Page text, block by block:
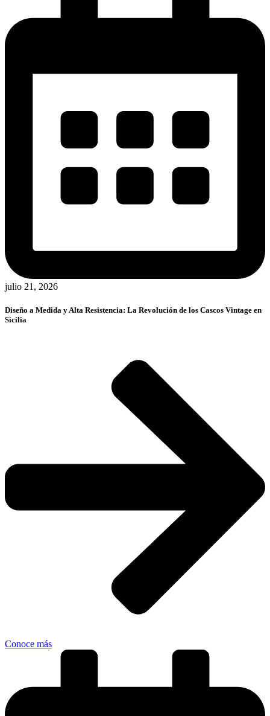
julio 21, 2026
Diseño a Medida y Alta Resistencia: La Revolución de los Cascos Vintage en
Sicilia
Conoce más